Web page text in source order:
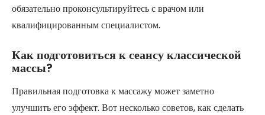
обязательно проконсультируйтесь с врачом или
квалифицированным специалистом.
Как подготовиться к сеансу классической
массы?
Правильная подготовка к массажу может заметно
улучшить его эффект. Вот несколько советов, как сделать